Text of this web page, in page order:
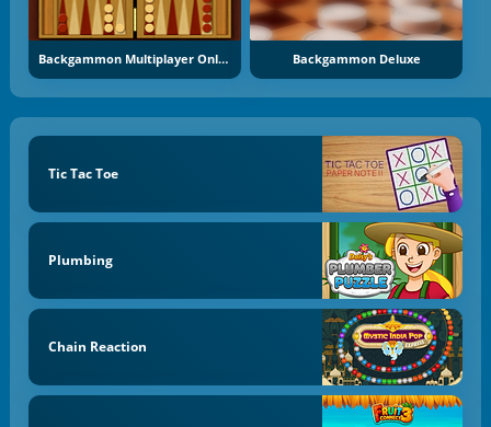
Backgammon Multiplayer Online Backgammon Deluxe
Tic Tac Toe
Plumbing
Chain Reaction